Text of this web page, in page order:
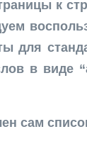
к
для
в виде
сам